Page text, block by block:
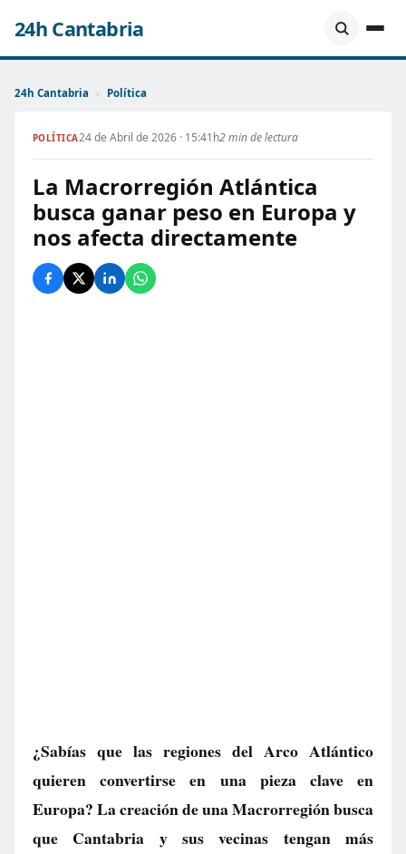
24h Cantabria
24h Cantabria › Política
POLÍTICA24 de Abril de 2026 · 15:41h2 min de lectura
La Macrorregión Atlántica
busca ganar peso en Europa y
nos afecta directamente
¿Sabías que las regiones del Arco Atlántico
quieren convertirse en una pieza clave en
Europa? La creación de una Macrorregión busca
que Cantabria y sus vecinas tengan más